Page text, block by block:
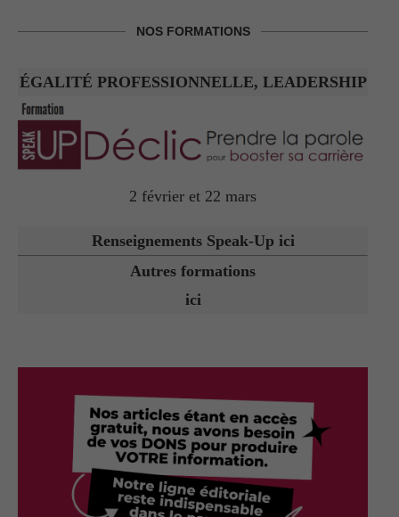
NOS FORMATIONS
ÉGALITÉ PROFESSIONNELLE, LEADERSHIP
2 février et 22 mars
Renseignements Speak-Up ici
Autres formations
ici